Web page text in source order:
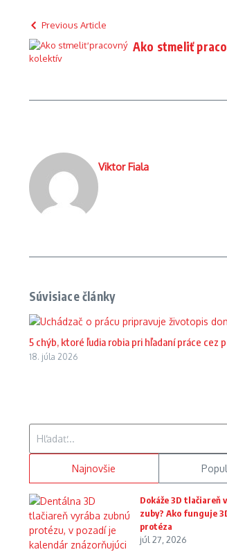
Previous Article
Ako stmeliť
Viktor Fiala
Súvisiace články
5 chýb, ktoré ľudia robia pri hľadaní práce cez
18. júla 2026
Najnovšie
Dokáže 3D
zuby? Ako funguje
protéza
júl 27, 2026